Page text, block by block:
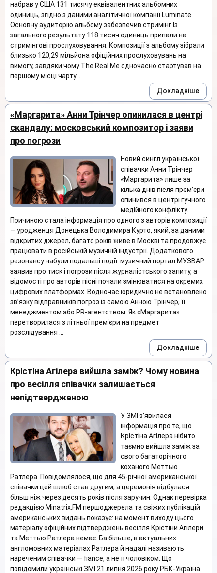
набрав у США 131 тисячу еквівалентних альбомних
одиниць, згідно з даними аналітичної компанії Luminate.
Основну аудиторію альбому забезпечив стримінг Із
загального результату 118 тисяч одиниць припали на
стримінгові прослуховування. Композиції з альбому зібрали
близько 120,29 мільйона офіційних прослуховувань на
вимогу, завдяки чому The Real Me одночасно стартував на
першому місці чарту...
Докладніше
«Маргарита» Анни Трінчер опинилася в центрі
скандалу: московський композитор і заяви
про погрози
Новий сингл української
співачки Анни Трінчер
«Маргарита» лише за
кілька днів після прем’єри
опинився в центрі гучного
медійного конфлікту.
Причиною стала інформація про одного з авторів композиції
— уродженця Донецька Володимира Курто, який, за даними
відкритих джерел, багато років живе в Москві та продовжує
працювати в російській музичній індустрії. Додаткового
резонансу набули подальші події: музичний портал МУЗВАР
заявив про тиск і погрози після журналістського запиту, а
відомості про авторів пісні почали змінюватися на окремих
цифрових платформах. Водночас юридично не встановлено
зв’язку відправників погроз із самою Анною Трінчер, її
менеджментом або PR-агентством. Як «Маргарита»
перетворилася з літньої прем’єри на предмет
розслідування ...
Докладніше
Крістіна Агілера вийшла заміж? Чому новина
про весілля співачки залишається
непідтвердженою
У ЗМІ з’явилася
інформація про те, що
Крістіна Агілера нібито
таємно вийшла заміж за
свого багаторічного
коханого Меттью
Ратлера. Повідомлялося, що для 45-річної американської
співачки цей шлюб став другим, а церемонія відбулася
більш ніж через десять років після заручин. Однак перевірка
редакцією Minatrix.FM першоджерела та свіжих публікацій
американських видань показує: на момент виходу цього
матеріалу офіційних підтверджень весілля Крістіни Агілери
та Меттью Ратлера немає. Ба більше, в актуальних
англомовних матеріалах Ратлера й надалі називають
нареченим співачки — fiancé, а не її чоловіком. Що
повідомили українські ЗМІ 21 липня 2026 року РБК-Україна